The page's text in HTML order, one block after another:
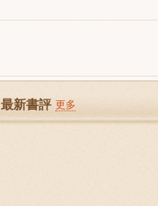
最新書評 更多